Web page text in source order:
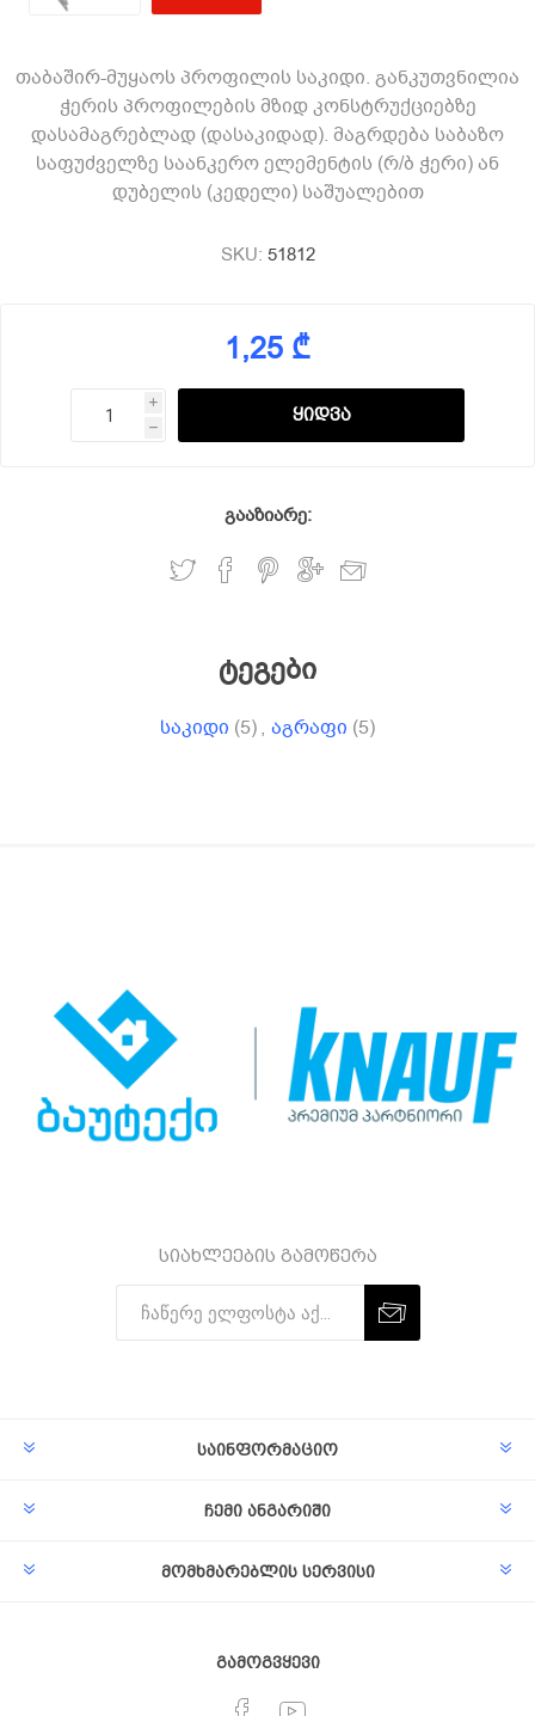
თაბაშირ-მუყაოს პროფილის საკიდი. განკუთვნილია
ჭერის პროფილების მზიდ კონსტრუქციებზე
დასამაგრებლად (დასაკიდად). მაგრდება საბაზო
საფუძველზე საანკერო ელემენტის (რ/ბ ჭერი) ან
დუბელის (კედელი) საშუალებით
SKU: 51812
1,25 ₾
i
h
გააზიარე:
ტეგები
საკიდი (5), აგრაფი (5)
სიახლეების გამოწერა
საინფორმაციო
ჩემი ანგარიში
მომხმარებლის სერვისი
გამოგვყევი